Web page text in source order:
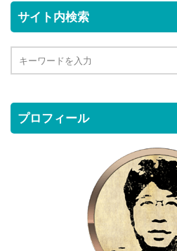
サイト内検索
プロフィール